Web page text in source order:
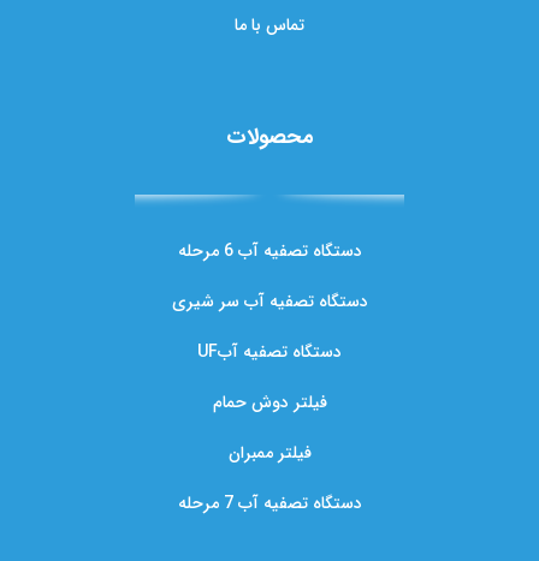
تماس با ما
محصولات
دستگاه تصفیه آب 6 مرحله
دستگاه تصفیه آب سر شیری
دستگاه تصفیه آبUF
فیلتر دوش حمام
فیلتر ممبران
دستگاه تصفیه آب 7 مرحله